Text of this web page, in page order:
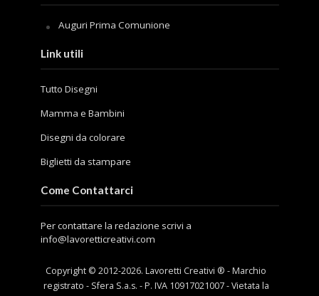
Auguri Prima Comunione
Link utili
Tutto Disegni
Mamma e Bambini
Disegni da colorare
Biglietti da stampare
Come Contattarci
Per contattare la redazione scrivi a
info@lavoretticreativi.com
Copyright © 2012-2026. Lavoretti Creativi ® - Marchio
registrato - Sfera S.a.s. - P. IVA 10917021007 - Vietata la